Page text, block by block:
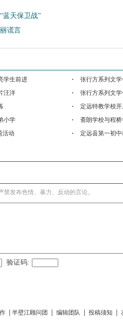
蓝天保卫战”
谎言
学生前进
张行方系列文
汪洋
张行方系列文
定远特教学校
小学
斋朗学校与程
活动
定远县第一初
发布色情、暴力、反动的言论。
验证码:
半壁江顾问团 编辑团队 投稿须知